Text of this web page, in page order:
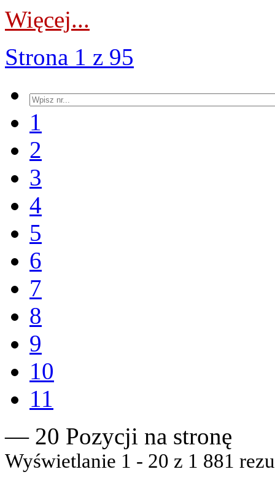
Więcej...
Strona 1 z 95
1
2
3
4
5
6
7
8
9
10
11
— 20 Pozycji na stronę
Wyświetlanie 1 - 20 z 1 881